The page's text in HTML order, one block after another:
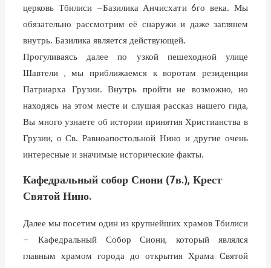
церковь Тбилиси –Базилика Анчисхати 6го века. Мы
обязательно рассмотрим её снаружи и даже заглянем
внутрь. Базилика является действующей.
Прогуливаясь далее по узкой пешеходной улице
Шавтели , мы приближаемся к воротам резиденции
Патриарха Грузии. Внутрь пройти не возможно, но
находясь на этом месте и слушая рассказ нашего гида,
Вы много узнаете об истории принятия Христианства в
Грузии, о Св. Равноапостольной Нино и другие очень
интересные и значимые исторические факты.
Кафедральный собор Сиони (7в.), Крест
Святой Нино.
Далее мы посетим один из крупнейших храмов Тбилиси
– Кафедральный Собор Сиони, который являлся
главным храмом города до открытия Храма Святой